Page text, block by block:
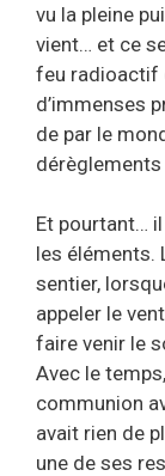
vu la pleine
vient… et ce
feu radioactif
d’immenses
de par le
dérèglements
Et pourtant…
les éléments.
sentier,
appeler le
faire venir le
Avec le
communion
avait rien de
une de ses